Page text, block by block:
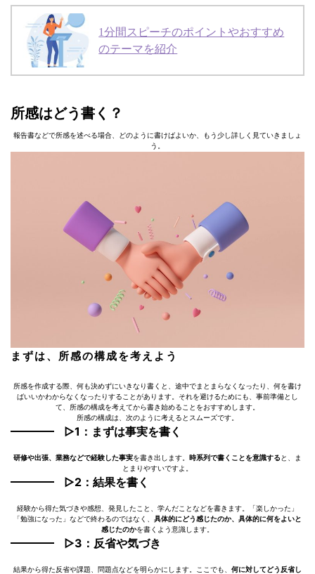
1分間スピーチのポイントやおすすめ
のテーマを紹介
所感はどう書く？
報告書などで所感を述べる場合、どのように書けばよいか、もう少し詳しく見ていきましょ
う。
まずは、所感の構成を考えよう
所感を作成する際、何も決めずにいきなり書くと、途中でまとまらなくなったり、何を書け
ばいいかわからなくなったりすることがあります。それを避けるためにも、事前準備とし
て、所感の構成を考えてから書き始めることをおすすめします。
所感の構成は、次のように考えるとスムーズです。
▷1：まずは事実を書く
研修や出張、業務などで経験した事実を書き出します。 時系列で書くことを意識する と、ま
とまりやすいですよ。
▷2：結果を書く
経験から得た気づきや感想、発見したこと、学んだことなどを書きます。「楽しかった」
「勉強になった」などで終わるのではなく、 具体的にどう感じたのか、具体的に何をよいと
感じたのかを書くよう意識します。
▷3：反省や気づき
結果から得た反省や課題、問題点などを明らかにします。ここでも、 何に対してどう反省し